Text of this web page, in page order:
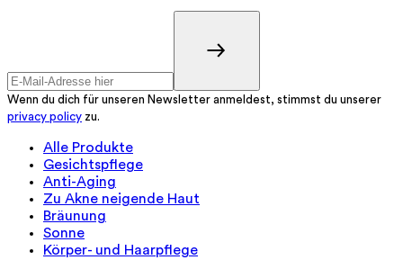
Wenn du dich für unseren Newsletter anmeldest, stimmst du unserer
privacy policy zu.
Alle Produkte
Gesichtspflege
Anti-Aging
Zu Akne neigende Haut
Bräunung
Sonne
Körper- und Haarpflege